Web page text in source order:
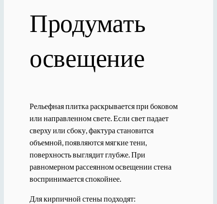
Продумать
освещение
Рельефная плитка раскрывается при боковом
или направленном свете. Если свет падает
сверху или сбоку, фактура становится
объемной, появляются мягкие тени,
поверхность выглядит глубже. При
равномерном рассеянном освещении стена
воспринимается спокойнее.
Для кирпичной стены подходят: